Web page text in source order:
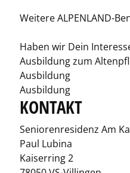
Weitere ALPENLAND-
Haben wir Dein
Ausbildung zum
Ausbildung
Ausbildung
KONTAKT
Seniorenresidenz Am
Paul Lubina
Kaiserring 2